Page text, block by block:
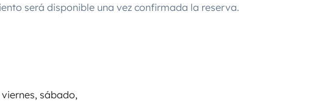
será disponible una vez confirmada la reserva.
sábado,